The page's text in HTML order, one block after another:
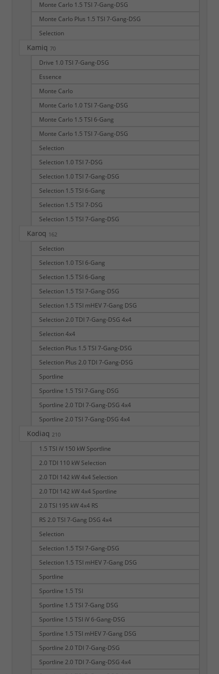
Monte Carlo 1.5 TSI 7-Gang-DSG
Monte Carlo Plus 1.5 TSI 7-Gang-DSG
Selection
Kamiq 70
Drive 1.0 TSI 7-Gang-DSG
Essence
Monte Carlo
Monte Carlo 1.0 TSI 7-Gang-DSG
Monte Carlo 1.5 TSI 6-Gang
Monte Carlo 1.5 TSI 7-Gang-DSG
Selection
Selection 1.0 TSI 7-DSG
Selection 1.0 TSI 7-Gang-DSG
Selection 1.5 TSI 6-Gang
Selection 1.5 TSI 7-DSG
Selection 1.5 TSI 7-Gang-DSG
Karoq 162
Selection
Selection 1.0 TSI 6-Gang
Selection 1.5 TSI 6-Gang
Selection 1.5 TSI 7-Gang-DSG
Selection 1.5 TSI mHEV 7-Gang DSG
Selection 2.0 TDI 7-Gang-DSG 4x4
Selection 4x4
Selection Plus 1.5 TSI 7-Gang-DSG
Selection Plus 2.0 TDI 7-Gang-DSG
Sportline
Sportline 1.5 TSI 7-Gang-DSG
Sportline 2.0 TDI 7-Gang-DSG 4x4
Sportline 2.0 TSI 7-Gang-DSG 4x4
Kodiaq 210
1.5 TSI iV 150 kW Sportline
2.0 TDI 110 kW Selection
2.0 TDI 142 kW 4x4 Selection
2.0 TDI 142 kW 4x4 Sportline
2.0 TSI 195 kW 4x4 RS
RS 2.0 TSI 7-Gang DSG 4x4
Selection
Selection 1.5 TSI 7-Gang-DSG
Selection 1.5 TSI mHEV 7-Gang DSG
Sportline
Sportline 1.5 TSI
Sportline 1.5 TSI 7-Gang DSG
Sportline 1.5 TSI iV 6-Gang-DSG
Sportline 1.5 TSI mHEV 7-Gang DSG
Sportline 2.0 TDI 7-Gang-DSG
Sportline 2.0 TDI 7-Gang-DSG 4x4